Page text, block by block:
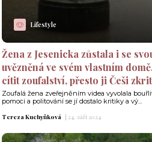
Lifestyle
Žena z Jesenicka zůstala i se
uvězněná ve svém vlastním
cítit zoufalství, přesto ji Češi
Zoufalá žena zveřejněním videa vyvolala
pomoci a politování se jí dostalo kritiky a vý...
Tereza Kuchyňková | 24. září 2024